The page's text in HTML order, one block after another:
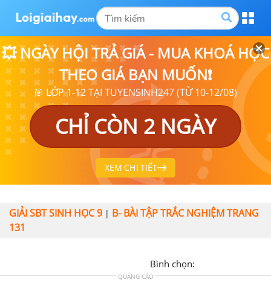
💥 NGÀY HỘI TRẢ GIÁ - MUA KHOÁ HỌC
THEO GIÁ BẠN MUỐN❗
🎯 LỚP 1-12 TẠI TUYENSINH247 (TỪ 10-12/08)
CHỈ CÒN 2 NGÀY
XEM CHI TIẾT
GIẢI SBT SINH HỌC 9 | B- BÀI TẬP TRẮC NGHIỆM TRANG
131
Bình chọn:
QUẢNG CÁO